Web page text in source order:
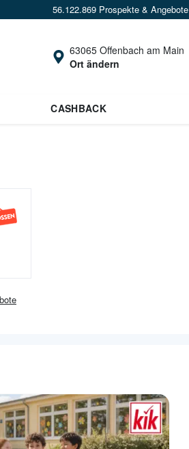
56.122.869 Prospekte & Angebote
63065 Offenbach am Main
Ort ändern
CASHBACK